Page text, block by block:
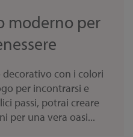
moderno per
con i colori
per incontrarsi e
passi, potrai creare
per una vera oasi...